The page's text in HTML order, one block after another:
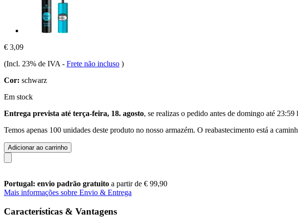
€ 3,09
(Incl. 23% de IVA - Frete não incluso )
Cor: schwarz
Em stock
Entrega prevista até terça-feira, 18. agosto, se realizas o pedido antes de domingo até 23:59
Temos apenas 100 unidades deste produto no nosso armazém. O reabastecimento está a
Adicionar ao carrinho
Portugal: envio padrão gratuito a partir de € 99,90
Mais informações sobre Envio & Entrega
Características & Vantagens